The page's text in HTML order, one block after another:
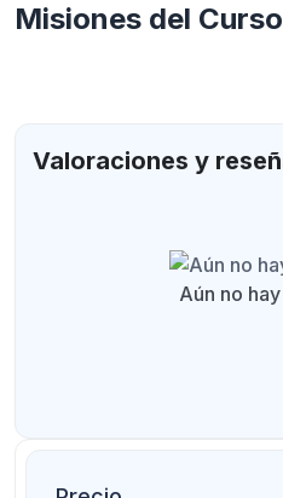
Misiones del Curso
Valoraciones y
Aún no